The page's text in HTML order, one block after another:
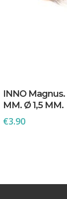
In
INNO
MM. Ø 1,5 MM.
€3.90